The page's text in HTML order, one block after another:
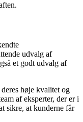
udvalg af
et godt udvalg af
høje kvalitet og
af eksperter, der er i
sikre, at kunderne får